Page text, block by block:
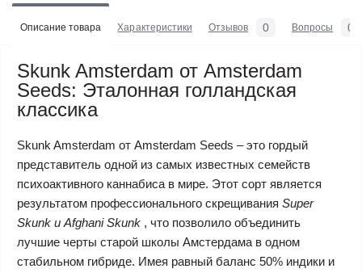
Описание товара Характеристики Отзывов 0 Вопросы 0
Skunk Amsterdam от Amsterdam
Seeds: Эталонная голландская
классика
Skunk Amsterdam от Amsterdam Seeds – это гордый
представитель одной из самых известных семейств
психоактивного каннабиса в мире. Этот сорт является
результатом профессионального скрещивания Super
Skunk и Afghani Skunk , что позволило объединить
лучшие черты старой школы Амстердама в одном
стабильном гибриде. Имея равный баланс 50% индики и